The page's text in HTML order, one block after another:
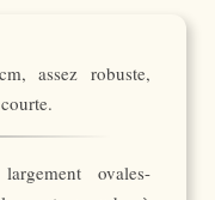
assez robuste,
ovales-